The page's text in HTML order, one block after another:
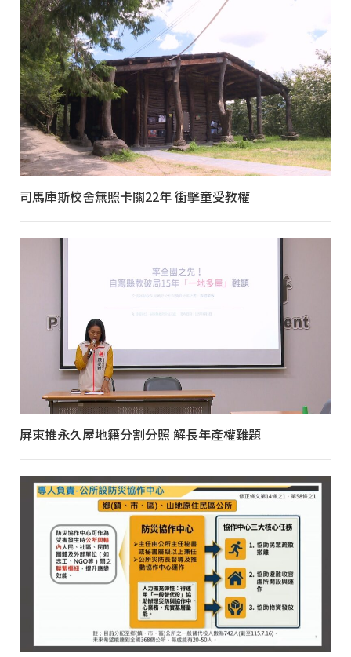
司馬庫斯校舍無照卡關22年 衝擊童受教權
屏東推永久屋地籍分割分照 解長年產權難題